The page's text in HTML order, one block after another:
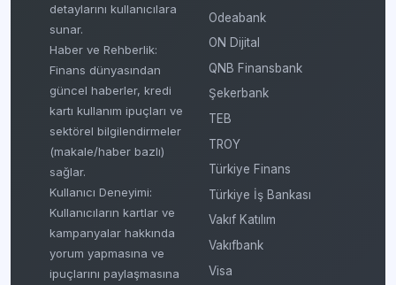
detaylarını kullanıcılara
sunar.
Haber ve Rehberlik:
Finans dünyasından
güncel haberler, kredi
kartı kullanım ipuçları ve
sektörel bilgilendirmeler
(makale/haber bazlı)
sağlar.
Kullanıcı Deneyimi:
Kullanıcıların kartlar ve
kampanyalar hakkında
yorum yapmasına ve
ipuçlarını paylaşmasına
Odeabank
ON Dijital
QNB Finansbank
Şekerbank
TEB
TROY
Türkiye Finans
Türkiye İş Bankası
Vakıf Katılım
Vakıfbank
Visa